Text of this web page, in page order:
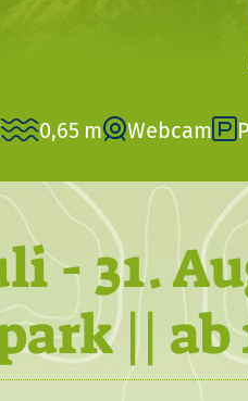
0,65 m Webcam
- 31.
|| ab